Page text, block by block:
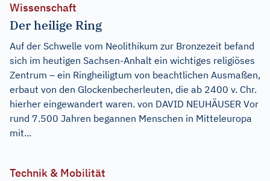
Wissenschaft
Der heilige Ring
Auf der Schwelle vom Neolithikum zur Bronzezeit befand
sich im heutigen Sachsen-Anhalt ein wichtiges religiöses
Zentrum – ein Ringheiligtum von beachtlichen Ausmaßen,
erbaut von den Glockenbecherleuten, die ab 2400 v. Chr.
hierher eingewandert waren. von DAVID NEUHÄUSER Vor
rund 7.500 Jahren begannen Menschen in Mitteleuropa
mit...
Technik & Mobilität